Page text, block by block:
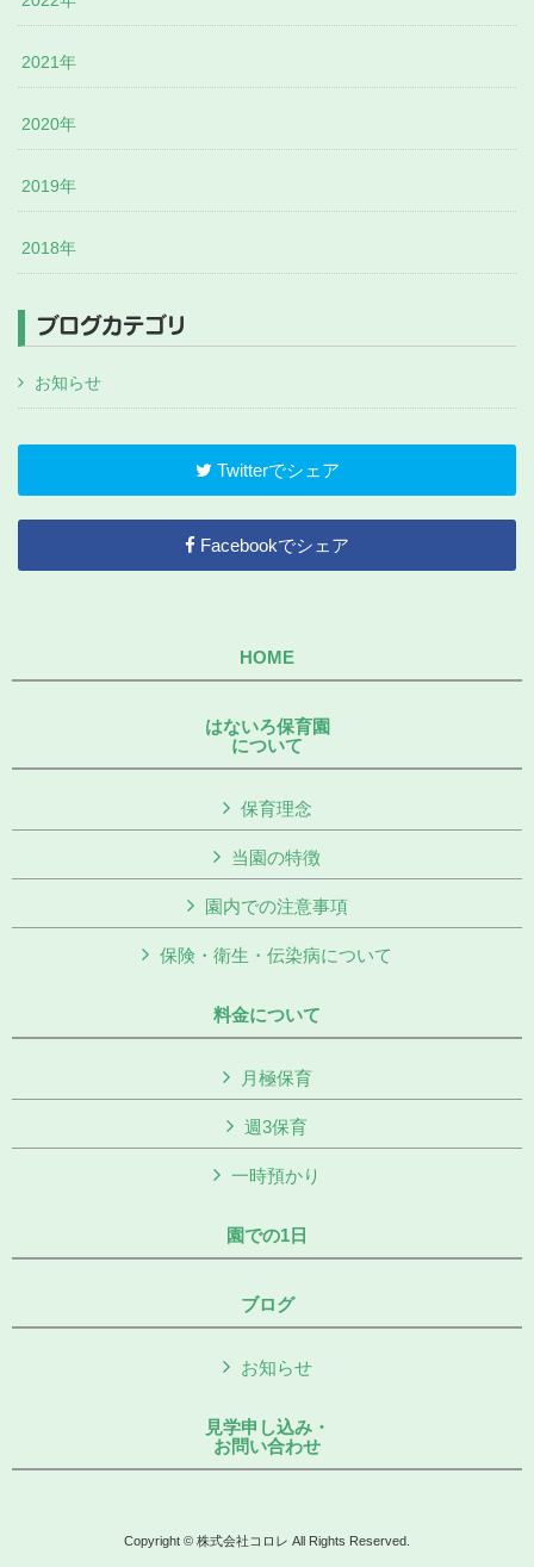
2021年
2020年
2019年
2018年
ブログカテゴリ
お知らせ
Twitterでシェア
Facebookでシェア
HOME
はないろ保育園
について
保育理念
当園の特徴
園内での注意事項
保険・衛生・伝染病について
料金について
月極保育
週3保育
一時預かり
園での1日
ブログ
お知らせ
見学申し込み・
お問い合わせ
Copyright © 株式会社コロレ All Rights Reserved.